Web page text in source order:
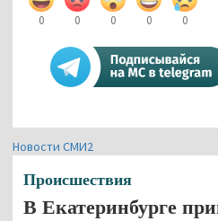
0 0 0 0 0
Новости СМИ2
Происшествия
В Екатеринбурге